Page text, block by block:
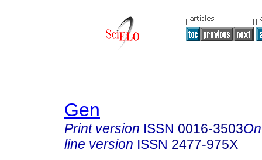
Gen
Print version ISSN 0016-3503
line version ISSN 2477-975X